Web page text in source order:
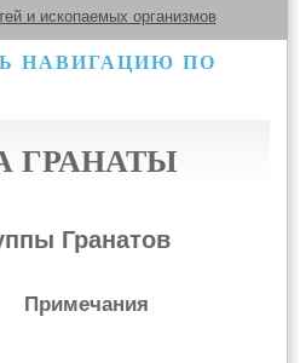
и ископаемых организмов
НАВИГАЦИЮ ПО
ГРАНАТЫ
Гранатов
Примечания